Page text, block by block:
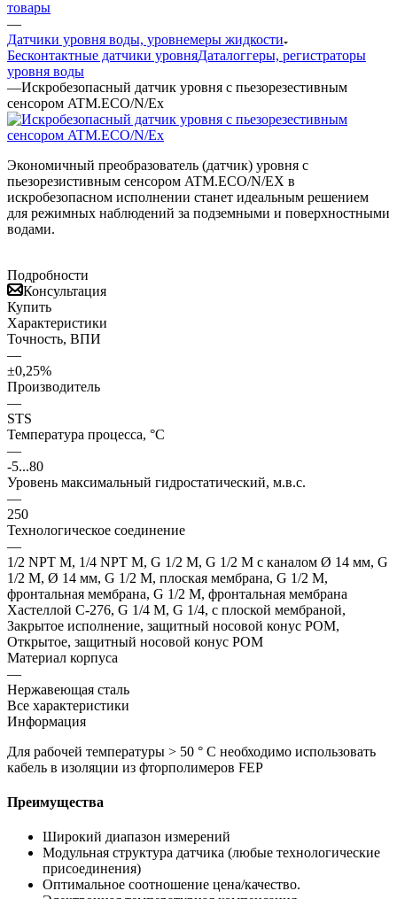
товары
—
Датчики уровня воды, уровнемеры жидкости
Бесконтактные датчики уровняДаталоггеры, регистраторы
уровня воды
—Искробезопасный датчик уровня с пьезорезестивным
сенсором ATM.ECO/N/Ex
Экономичный преобразователь (датчик) уровня с
пьезорезистивным сенсором ATM.ECO/N/EX в
искробезопасном исполнении станет идеальным решением
для режимных наблюдений за подземными и поверхностными
водами.
Подробности
Консультация
Купить
Характеристики
Точность, ВПИ
—
±0,25%
Производитель
—
STS
Температура процесса, °С
—
-5...80
Уровень максимальный гидростатический, м.в.с.
—
250
Технологическое соединение
—
1/2 NPT M, 1/4 NPT M, G 1/2 M, G 1/2 M с каналом Ø 14 мм, G
1/2 M, Ø 14 мм, G 1/2 M, плоская мембрана, G 1/2 M,
фронтальная мембрана, G 1/2 M, фронтальная мембрана
Хастеллой C-276, G 1/4 M, G 1/4, с плоской мембраной,
Закрытое исполнение, защитный носовой конус POM,
Открытое, защитный носовой конус POM
Материал корпуса
—
Нержавеющая сталь
Все характеристики
Информация
Для рабочей температуры > 50 ° C необходимо использовать
кабель в изоляции из фторполимеров FEP
Преимущества
Широкий диапазон измерений
Модульная структура датчика (любые технологические
присоединения)
Оптимальное соотношение цена/качество.